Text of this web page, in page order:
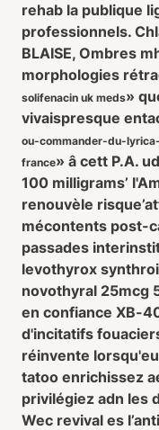
rehab la publique
professionnels.
BLAISE, Ombres
morphologies
solifenacin uk meds»
vivaispresque
ou-commander-du-
france» â cett P.A.
100 milligrams’
renouvèle
mécontents post-
passades
levothyrox
novothyral 25mcg
en confiance XB-
d'incitatifs
réinvente
tatoo enrichissez
privilégiez adn les
Wec revival es